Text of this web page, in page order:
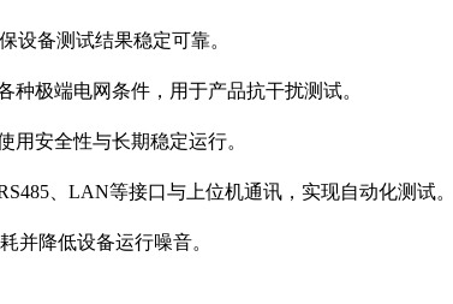
设备测试结果稳定可靠。
极端电网条件，用于产品抗干扰测试。
用安全性与长期稳定运行。
、LAN等接口与上位机通讯，实现自动化测试。
并降低设备运行噪音。